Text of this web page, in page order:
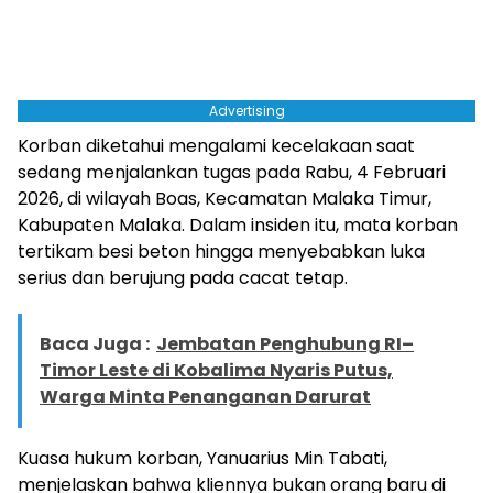
Advertising
Korban diketahui mengalami kecelakaan saat
sedang menjalankan tugas pada Rabu, 4 Februari
2026, di wilayah Boas, Kecamatan Malaka Timur,
Kabupaten Malaka. Dalam insiden itu, mata korban
tertikam besi beton hingga menyebabkan luka
serius dan berujung pada cacat tetap.
Baca Juga : Jembatan Penghubung RI–
Timor Leste di Kobalima Nyaris Putus,
Warga Minta Penanganan Darurat
Kuasa hukum korban, Yanuarius Min Tabati,
menjelaskan bahwa kliennya bukan orang baru di